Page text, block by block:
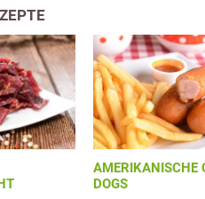
AMERIKANISCHE
DOGS